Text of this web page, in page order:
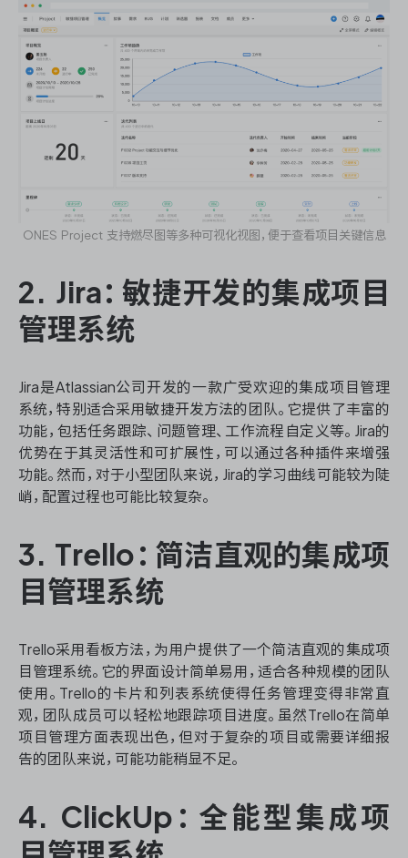
ONES Project 支持燃尽图等多种可视化视图，便于查看项目关键信息
2. Jira：敏捷开发的集成项目
管理系统
Jira是Atlassian公司开发的一款广受欢迎的集成项目管理
系统，特别适合采用敏捷开发方法的团队。它提供了丰富的
功能，包括任务跟踪、问题管理、工作流程自定义等。Jira的
优势在于其灵活性和可扩展性，可以通过各种插件来增强
功能。然而，对于小型团队来说，Jira的学习曲线可能较为陡
峭，配置过程也可能比较复杂。
3. Trello：简洁直观的集成项
目管理系统
Trello采用看板方法，为用户提供了一个简洁直观的集成项
目管理系统。它的界面设计简单易用，适合各种规模的团队
使用。Trello的卡片和列表系统使得任务管理变得非常直
观，团队成员可以轻松地跟踪项目进度。虽然Trello在简单
项目管理方面表现出色，但对于复杂的项目或需要详细报
告的团队来说，可能功能稍显不足。
4. ClickUp：全能型集成项